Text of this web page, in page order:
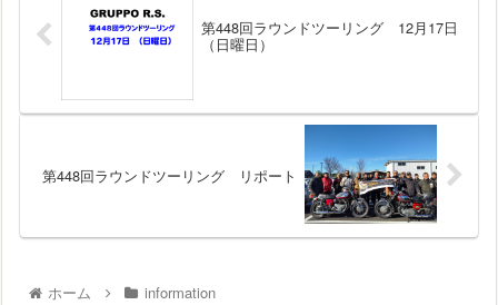
第448回ラウンドツーリング 12月17日
（日曜日）
第448回ラウンドツーリング リポート
ホーム information